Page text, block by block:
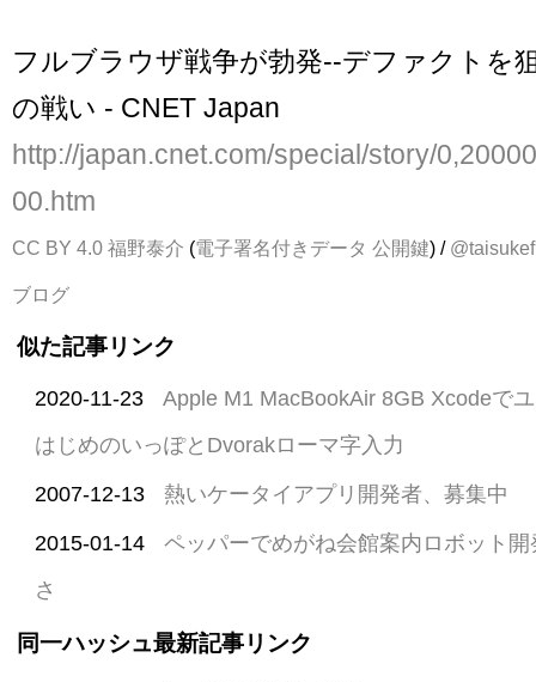
フルブラウザ戦争が勃発--デファクトを
の戦い - CNET Japan
http://japan.cnet.com/special/story/
00.htm
CC BY 4.0 福野泰介 (電子署名付きデータ 公開鍵) / @taisukef
ブログ
似た記事リンク
2020-11-23
Apple M1 MacBookAir 8GB Xcodeで
はじめのいっぽとDvorakローマ字入力
2007-12-13 熱いケータイアプリ開発者、募集中
2015-01-14
ペッパーでめがね会館案内ロボット
さ
同一ハッシュ最新記事リンク